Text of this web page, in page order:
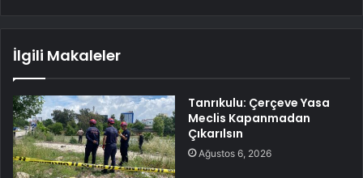
İlgili Makaleler
Tanrıkulu: Çerçeve Yasa
Meclis Kapanmadan
Çıkarılsın
Ağustos 6, 2026